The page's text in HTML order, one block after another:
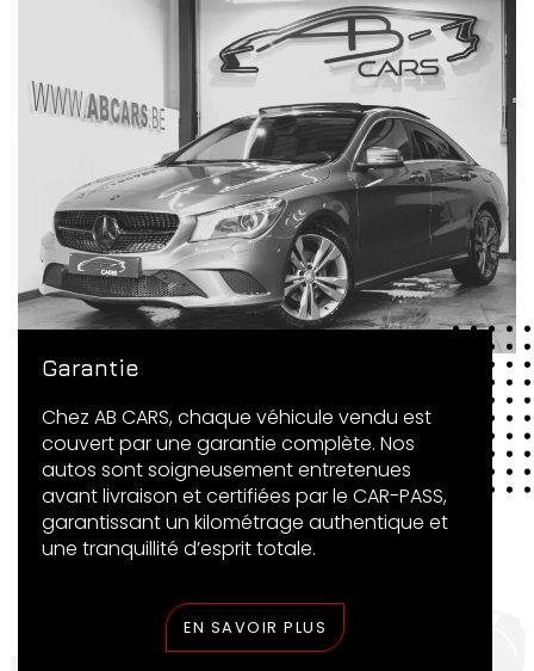
Garantie
Chez AB CARS, chaque véhicule vendu est
couvert par une garantie complète. Nos
autos sont soigneusement entretenues
avant livraison et certifiées par le CAR-PASS,
garantissant un kilométrage authentique et
une tranquillité d’esprit totale.
EN SAVOIR PLUS